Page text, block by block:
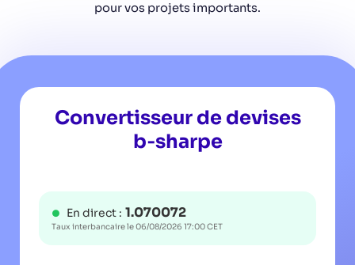
pour vos projets importants.
Convertisseur de devises
b‑sharpe
En direct : 1.070072
Taux interbancaire le06/08/2026 17:00 CET